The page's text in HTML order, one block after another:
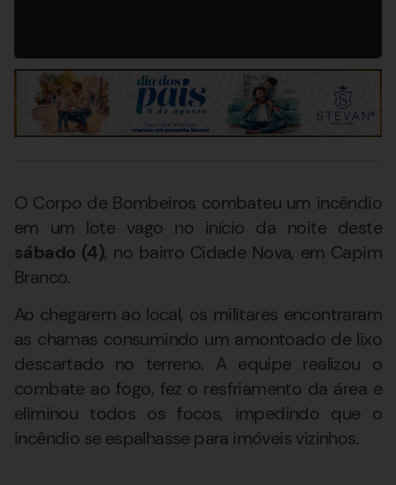
O Corpo de Bombeiros combateu um incêndio
em um lote vago no início da noite deste
sábado (4), no bairro Cidade Nova, em Capim
Branco.
Ao chegarem ao local, os militares encontraram
as chamas consumindo um amontoado de lixo
descartado no terreno. A equipe realizou o
combate ao fogo, fez o resfriamento da área e
eliminou todos os focos, impedindo que o
incêndio se espalhasse para imóveis vizinhos.